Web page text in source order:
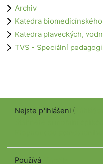
Archiv
Katedra
Katedra plaveckých,
TVS - Speciální
Nejste přihlášeni (
Používá